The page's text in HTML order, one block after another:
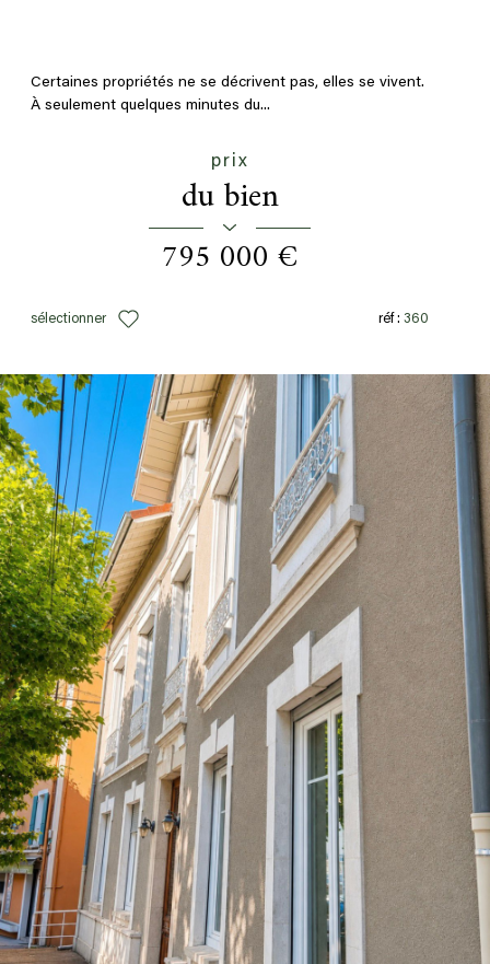
Certaines propriétés ne se décrivent pas, elles se vivent.
À seulement quelques minutes du...
prix
du bien
795 000 €
sélectionner réf : 360